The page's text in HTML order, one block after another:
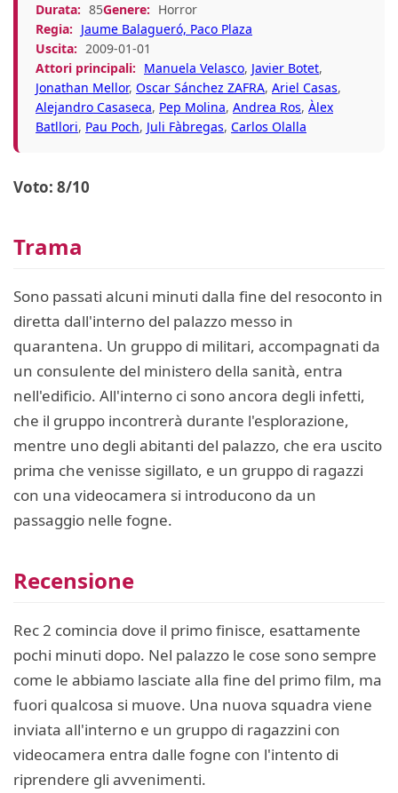
Durata: 85Genere: Horror
Regia: Jaume Balagueró, Paco Plaza
Uscita: 2009-01-01
Attori principali: Manuela Velasco, Javier Botet,
Jonathan Mellor, Oscar Sánchez ZAFRA, Ariel Casas,
Alejandro Casaseca, Pep Molina, Andrea Ros, Àlex
Batllori, Pau Poch, Juli Fàbregas, Carlos Olalla
Voto: 8/10
Trama
Sono passati alcuni minuti dalla fine del resoconto in
diretta dall'interno del palazzo messo in
quarantena. Un gruppo di militari, accompagnati da
un consulente del ministero della sanità, entra
nell'edificio. All'interno ci sono ancora degli infetti,
che il gruppo incontrerà durante l'esplorazione,
mentre uno degli abitanti del palazzo, che era uscito
prima che venisse sigillato, e un gruppo di ragazzi
con una videocamera si introducono da un
passaggio nelle fogne.
Recensione
Rec 2 comincia dove il primo finisce, esattamente
pochi minuti dopo. Nel palazzo le cose sono sempre
come le abbiamo lasciate alla fine del primo film, ma
fuori qualcosa si muove. Una nuova squadra viene
inviata all'interno e un gruppo di ragazzini con
videocamera entra dalle fogne con l'intento di
riprendere gli avvenimenti.